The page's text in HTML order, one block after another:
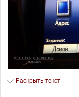
Раскрыть текст